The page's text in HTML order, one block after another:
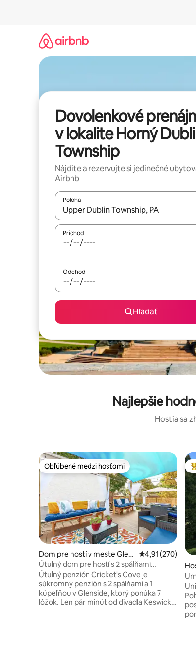
Dovolenkové
v lokalite Horný
Township
Nájdite a rezervujte si jedinečné
Airbnb
Poloha
Keď budú výsledky k dispozícii, môžete
Príchod
Odchod
Hľadať
Najlepšie
Hostia sa
Obľúbené medzi hosťami
Obľúbené medzi hosťami
Dom pre hostí v meste Glen
side
Priemerné
4,91 (270)
Útulný dom pre hostí s 2 spálňami
neďaleko Philadelphie
Útulný penzión Cricket's Cove je
súkromný penzión s 2 spálňami a 1
kúpeľňou v Glenside, ktorý ponúka 7
lôžok. Len pár minút od divadla Keswick
e